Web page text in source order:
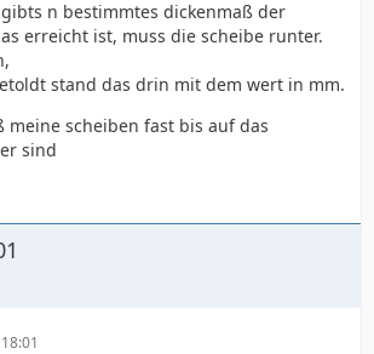
n bestimmtes dickenmaß der
erreicht ist, muss die scheibe runter.
stand das drin mit dem wert in mm.
meine scheiben fast bis auf das
sind